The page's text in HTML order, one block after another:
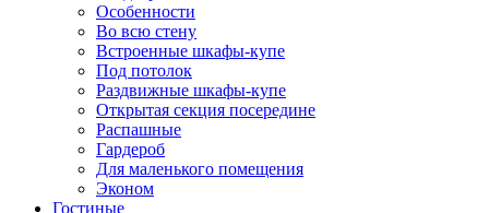
Особенности
Во всю стену
Встроенные шкафы-купе
Под потолок
Раздвижные шкафы-купе
Открытая секция посередине
Распашные
Гардероб
Для маленького помещения
Эконом
Гостиные